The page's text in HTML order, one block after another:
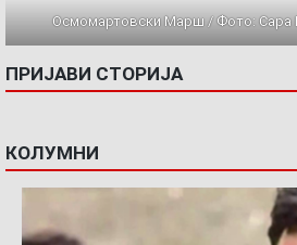
Осмомартовски Марш / Фото: Сара
ПРИЈАВИ СТОРИЈА
КОЛУМНИ